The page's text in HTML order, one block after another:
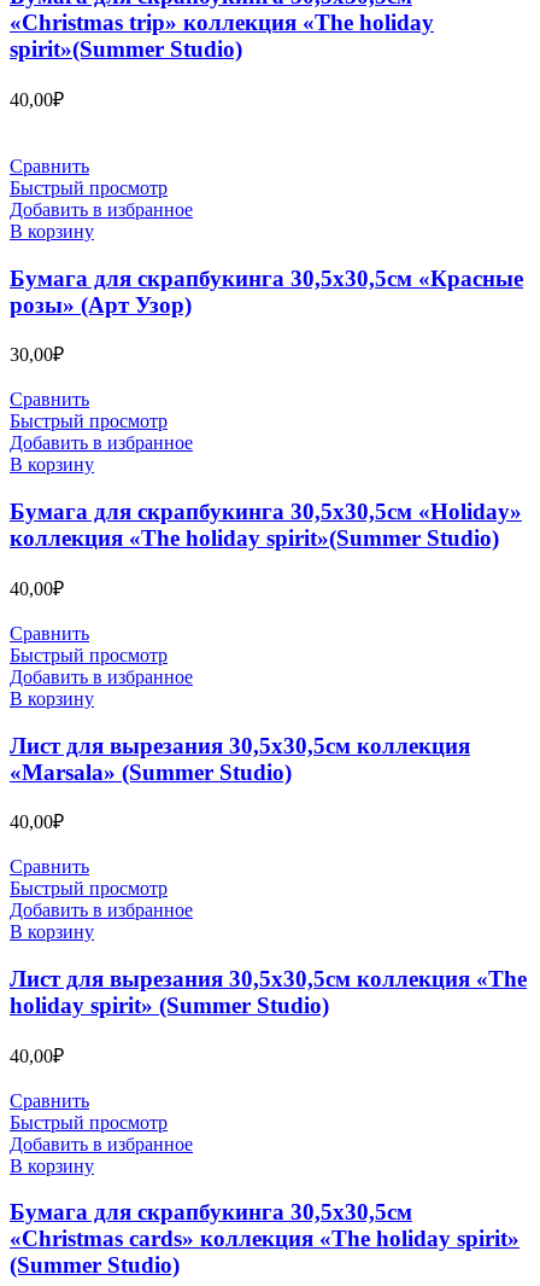
«Christmas trip» коллекция «The holiday
spirit»(Summer Studio)
40,00₽
Сравнить
Быстрый просмотр
Добавить в избранное
В корзину
Бумага для скрапбукинга 30,5х30,5см «Красные
розы» (Арт Узор)
30,00₽
Сравнить
Быстрый просмотр
Добавить в избранное
В корзину
Бумага для скрапбукинга 30,5х30,5см «Holiday»
коллекция «The holiday spirit»(Summer Studio)
40,00₽
Сравнить
Быстрый просмотр
Добавить в избранное
В корзину
Лист для вырезания 30,5х30,5см коллекция
«Marsala» (Summer Studio)
40,00₽
Сравнить
Быстрый просмотр
Добавить в избранное
В корзину
Лист для вырезания 30,5х30,5см коллекция «The
holiday spirit» (Summer Studio)
40,00₽
Сравнить
Быстрый просмотр
Добавить в избранное
В корзину
Бумага для скрапбукинга 30,5х30,5см
«Christmas cards» коллекция «The holiday spirit»
(Summer Studio)